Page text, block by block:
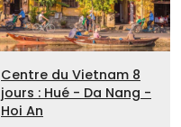
Centre du Vietnam 8
jours : Hué - Da Nang -
Hoi An